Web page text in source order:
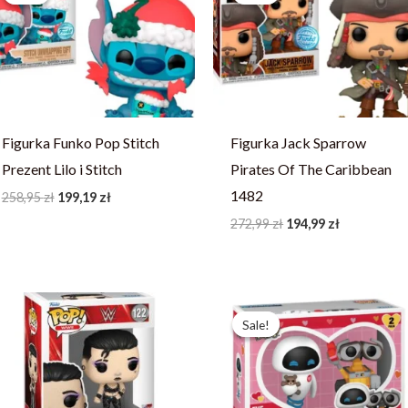
Figurka Funko Pop Stitch
Prezent Lilo i Stitch
258,95zł
258,95 zł.
199,19 zł
199,19 zł.
Figurka Jack Sparrow
Pirates Of The Caribbean
1482
272,99zł
272,99 zł.
194,99 zł
194,99 zł.
Sale!
Sale!
Pierwotna
cena
wynosiła:
457,59 zł.
Aktualna
cena
wynosi:
351,99 zł.